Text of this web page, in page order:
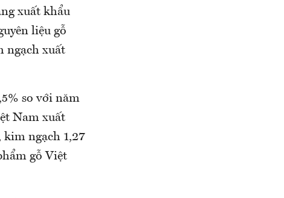
xuất khẩu
liệu gỗ
ngạch xuất
so với năm
Nam xuất
kim ngạch 1,27
gỗ Việt